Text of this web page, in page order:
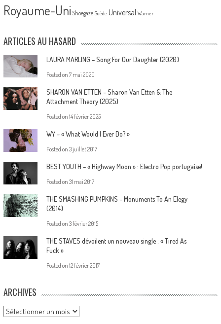
Royaume-Uni Shoegaze Suède Universal Warner
ARTICLES AU HASARD
LAURA MARLING – Song For Our Daughter (2020)
Posted on 7 mai 2020
SHARON VAN ETTEN – Sharon Van Etten & The
Attachment Theory (2025)
Posted on 14 février 2025
WY – « What Would I Ever Do? »
Posted on 3 juillet 2017
BEST YOUTH – « Highway Moon » : Electro Pop portugaise!
Posted on 31 mai 2017
THE SMASHING PUMPKINS – Monuments To An Elegy
(2014)
Posted on 3 février 2015
THE STAVES dévoilent un nouveau single : « Tired As
Fuck »
Posted on 12 février 2017
ARCHIVES
Archives